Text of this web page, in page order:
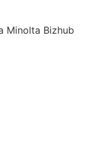
Minolta Bizhub